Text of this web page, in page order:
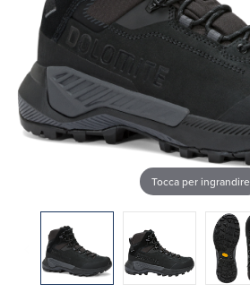
Tocca per ingrandire